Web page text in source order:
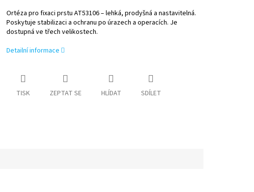
Ortéza pro fixaci prstu AT53106 – lehká, prodyšná a nastavitelná.
Poskytuje stabilizaci a ochranu po úrazech a operacích. Je
dostupná ve třech velikostech.
Detailní informace
TISK ZEPTAT SE HLÍDAT SDÍLET